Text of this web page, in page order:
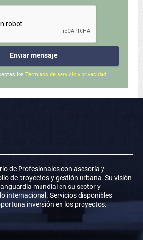
Enviar mensaje
los Términos de servicio y privacidad
de Profesionales con asesoría y
de proyectos y gestión urbana. Su visión
mundial en su sector y
internacional. Servicios disponibles
inversión en los proyectos.